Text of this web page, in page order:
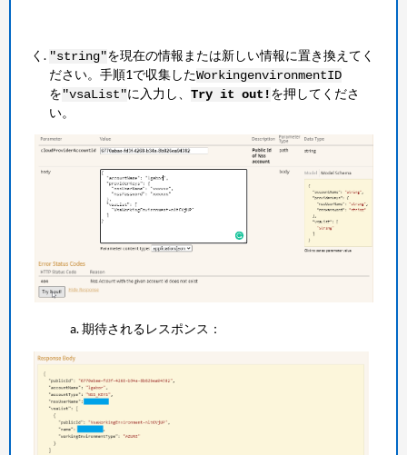
"string"を現在の情報または新しい情報に置き換えてく
ださい。手順1で収集したWorkingenvironmentID
を"vsaList"に入力し、Try it out!を押してくださ
い。
期待されるレスポンス：